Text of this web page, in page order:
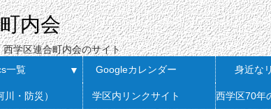
内会
学区連合町内会のサイト
一覧 ▼ Googleカレンダー 身近な
・防災） 学区内リンクサイト